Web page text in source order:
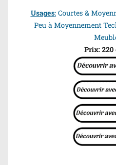
Usages: Courtes &
Peu à Moyennement
Prix: 220